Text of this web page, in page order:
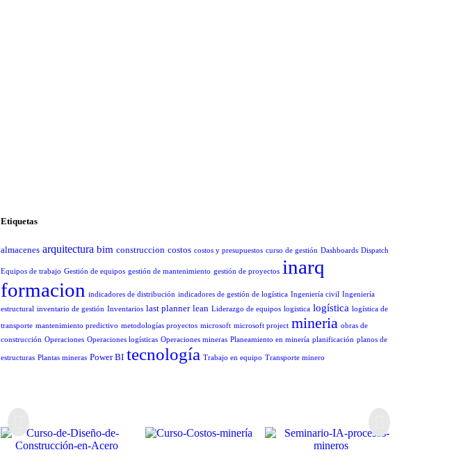
Etiquetas
almacenes arquitectura bim construccion costos costos y presupuestos curso de gestión Dashboards Dispatch
Equipos de trabajo Gestión de equipos gestión de mantenimiento gestión de proyectos inarq
formacion indicadores de distribución indicadores de gestión de logística Ingeniería civil Ingeniería
estructural inventario de gestión Inventarios last planner lean Liderazgo de equipos logistica logística logística de
transporte mantenimiento predictivo metodologías proyectos microsoft microsoft project mineria obras de
construcción Operaciones Operaciones logísticas Operaciones mineras Planeamiento en minería planificación planos de
estructuras Plantas mineras Power BI tecnología Trabajo en equipo Transporte minero